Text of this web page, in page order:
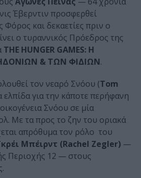
Έβερντιν προσφερθεί
Φόρος και δεκαετίες πριν ο
ο τυραννικός Πρόεδρος της
THE HUNGER GAMES: Η
& ΤΩΝ ΦΙΔΙΩΝ.
τον νεαρό Σνόου (Tom
ελπίδα για την κάποτε περήφανη
Σνόου σε μία
Με τα προς το ζην του οριακά
απρόθυμα τον ρόλο του
Μπέιρντ (Rachel Zegler) —
Περιοχής 12 — στους